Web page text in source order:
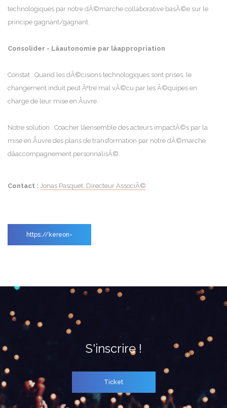
technologiques par notre dÃ©marche collaborative basÃ©e sur le
principe gagnant/gagnant.
Consolider - Lâautonomie par lâappropriation
Constat : Quand les dÃ©cisions technologiques sont prises, le
changement induit peut Ãªtre mal vÃ©cu par les Ã©quipes en
charge de leur mise en Åuvre.
Notre solution : Coacher lâensemble des acteurs impactÃ©s par la
mise en Åuvre des plans de transformation par notre dÃ©marche
dâaccompagnement personnalisÃ©.
Contact : Jonas Pasquet, Directeur AssociÃ©
https://kereon-
S'inscrire !
Ticket